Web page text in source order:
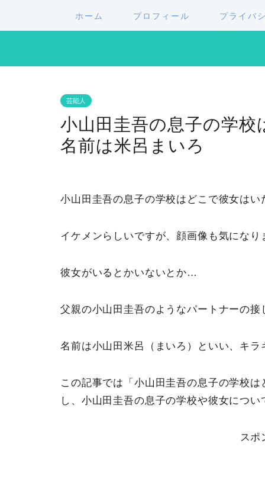
ホーム プロフィール プライバ
芸能人
小山田圭吾の息子の学
名前は米呂まいろ
小山田圭吾の息子の学校はどこで彼女は
イケメンらしいですが、顔画像も気になり
彼女がいるとかいないとか…
父親の小山田圭吾のようなパートナーの
名前は小山田米呂（まいろ）といい、キ
この記事では「小山田圭吾の息子の学校
し、小山田圭吾の息子の学校や彼女につ
スポ